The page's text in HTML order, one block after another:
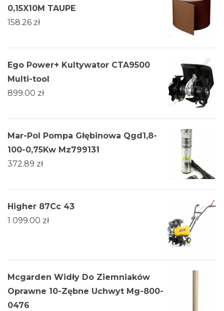
0,15X10M TAUPE
158.26 zł
Ego Power+ Kultywator CTA9500
Multi-tool
899.00 zł
Mar-Pol Pompa Głębinowa Qgd1,8-
100-0,75Kw Mz799131
372.89 zł
Higher 87Cc 43
1 099.00 zł
Mcgarden Widły Do Ziemniaków
Oprawne 10-Zębne Uchwyt Mg-800-
0476